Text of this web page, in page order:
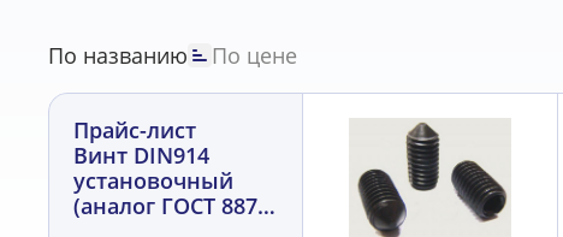
По названию По цене
Прайс-лист
Винт DIN914
установочный
(аналог ГОСТ 8878,